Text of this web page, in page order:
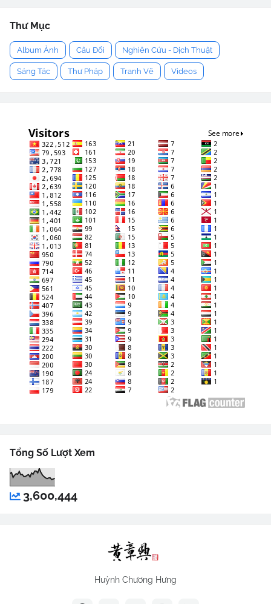
Thư Mục
Album Ảnh Câu Đối Nghiên Cứu - Dịch Thuật
Sáng Tác Thư Pháp Tranh Vẽ Videos
Tổng Số Lượt Xem
3,600,444
Huỳnh Chương Hưng